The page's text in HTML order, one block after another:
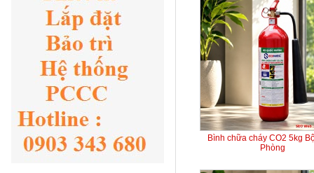
Bình chữa cháy CO2 5kg
Phòng